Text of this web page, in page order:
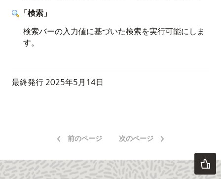
「検索」
検索バーの入力値に基づいた検索を実行可能にしま
す。
最終発行 2025年5月14日
前のページ 次のページ